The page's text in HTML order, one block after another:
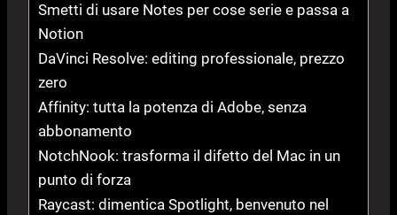
Smetti di usare Notes per cose serie e passa a
Notion
DaVinci Resolve: editing professionale, prezzo
zero
Affinity: tutta la potenza di Adobe, senza
abbonamento
NotchNook: trasforma il difetto del Mac in un
punto di forza
Raycast: dimentica Spotlight, benvenuto nel